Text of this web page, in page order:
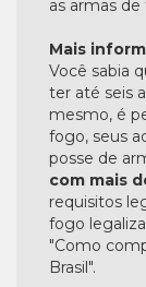
as armas
Mais
Você sabia
ter até seis
mesmo, é
fogo, seus
posse de
com mais
requisitos
fogo
"Como
Brasil".